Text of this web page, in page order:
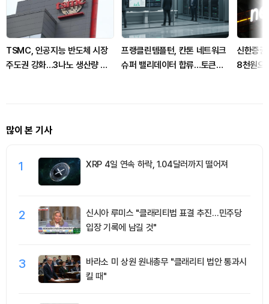
TSMC, 인공지능 반도체 시장
주도권 강화…3나노 생산량 폭
프랭클린템플턴, 칸톤 네트워크
슈퍼 밸리데이터 합류…토큰화
신한증
8천원으
많이 본 기사
1 XRP 4일 연속 하락, 1.04달러까지 떨어져
2
신시아 루미스 "클래리티법 표결 추진…민주당
입장 기록에 남길 것"
3
바라소 미 상원 원내총무 "클래리티 법안 통과시
킬 때"